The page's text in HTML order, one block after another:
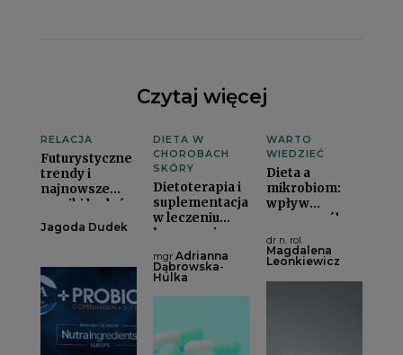
Czytaj więcej
RELACJA
Futurystyczne
trendy i
najnowsze
wyniki badań
nad
probiotykami
Probiota
Global 2025,
Kopenhaga 3–
5.02.2025i
Jagoda Dudek
DIETA W
CHOROBACH
SKÓRY
Dietoterapia i
suplementacja
w leczeniu
łuszczycyi
mgrAdrianna
Dąbrowska-
Hulka
WARTO
WIEDZIEĆ
Dieta a
mikrobiom:
wpływ
poszczególnych
modeli
żywieniowych
na układ
mikrobioty
dr n. rol.
Magdalena
Leonkiewicz